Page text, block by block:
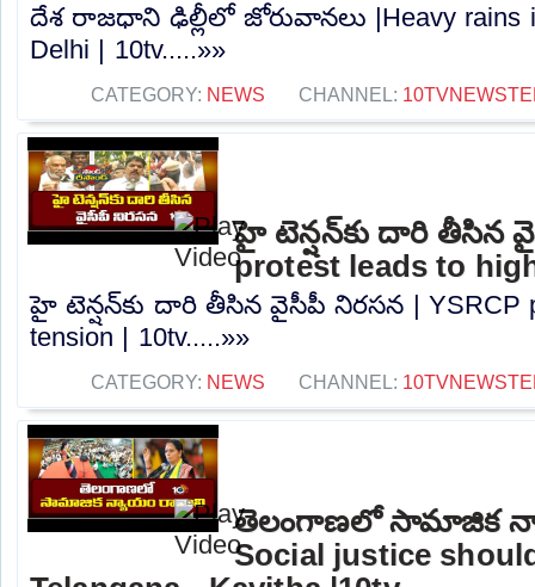
దేశ రాజధాని ఢిల్లీలో జోరువానలు |Heavy rains
Delhi | 10tv.....»»
CATEGORY: NEWS CHANNEL:
హై టెన్షన్‌కు దారి తీసిన
protest leads to
హై టెన్షన్‌కు దారి తీసిన వైసీపీ నిరసన | YSRCP
tension | 10tv.....»»
CATEGORY: NEWS CHANNEL:
తెలంగాణలో సామాజిక
Social justice